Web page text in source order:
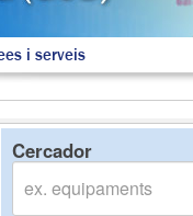
i serveis
Cercador